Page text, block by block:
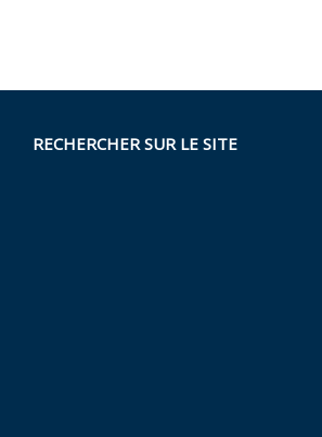
RECHERCHER SUR LE SITE